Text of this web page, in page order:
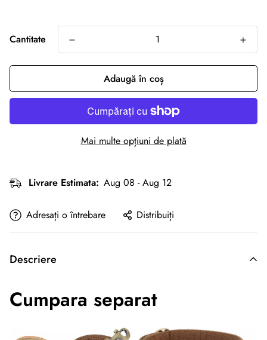
Cantitate
Adaugă în coș
Mai multe opțiuni de plată
Livrare Estimata: Aug 08 - Aug 12
Adresați o întrebare Distribuiți
Descriere
Cumpara separat